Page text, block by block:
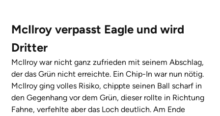
McIlroy verpasst Eagle und wird
Dritter
McIlroy war nicht ganz zufrieden mit seinem Abschlag,
der das Grün nicht erreichte. Ein Chip-In war nun nötig.
McIlroy ging volles Risiko, chippte seinen Ball scharf in
den Gegenhang vor dem Grün, dieser rollte in Richtung
Fahne, verfehlte aber das Loch deutlich. Am Ende